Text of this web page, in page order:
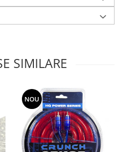
SIMILARE
NOU